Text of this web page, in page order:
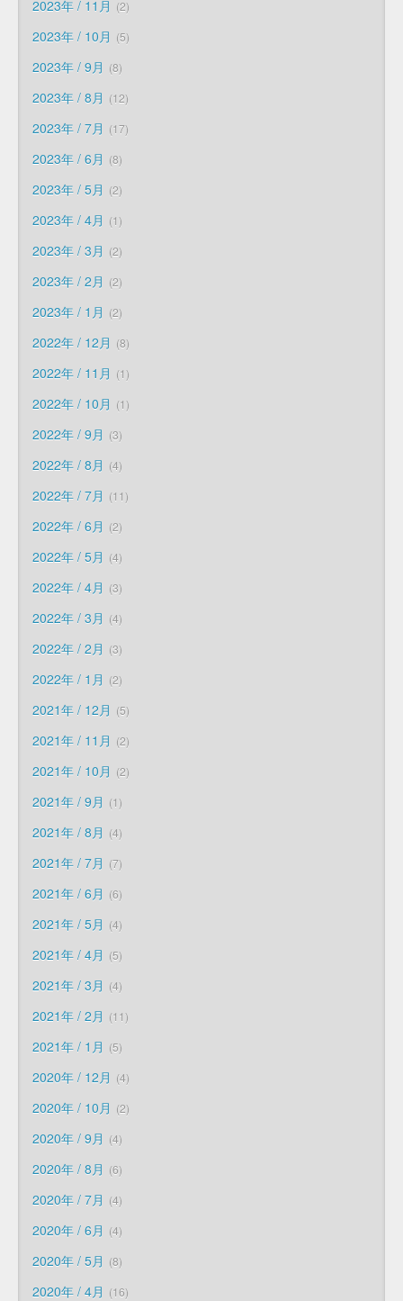
2023年 / 11月 2
2023年 / 10月 5
2023年 / 9月 8
2023年 / 8月 12
2023年 / 7月 17
2023年 / 6月 8
2023年 / 5月 2
2023年 / 4月 1
2023年 / 3月 2
2023年 / 2月 2
2023年 / 1月 2
2022年 / 12月 8
2022年 / 11月 1
2022年 / 10月 1
2022年 / 9月 3
2022年 / 8月 4
2022年 / 7月 11
2022年 / 6月 2
2022年 / 5月 4
2022年 / 4月 3
2022年 / 3月 4
2022年 / 2月 3
2022年 / 1月 2
2021年 / 12月 5
2021年 / 11月 2
2021年 / 10月 2
2021年 / 9月 1
2021年 / 8月 4
2021年 / 7月 7
2021年 / 6月 6
2021年 / 5月 4
2021年 / 4月 5
2021年 / 3月 4
2021年 / 2月 11
2021年 / 1月 5
2020年 / 12月 4
2020年 / 10月 2
2020年 / 9月 4
2020年 / 8月 6
2020年 / 7月 4
2020年 / 6月 4
2020年 / 5月 8
2020年 / 4月 16